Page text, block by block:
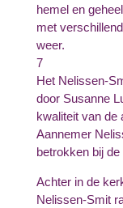
hemel en
met
weer.
7
Het Nelissen-
door Susanne
kwaliteit van de
Aannemer
betrokken bij
Achter in de
Nelissen-Smit